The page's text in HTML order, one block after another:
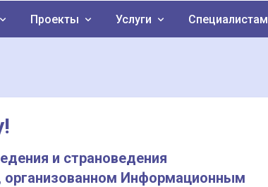
Проекты Услуги Специалистам
и страноведения
организованном Информационным